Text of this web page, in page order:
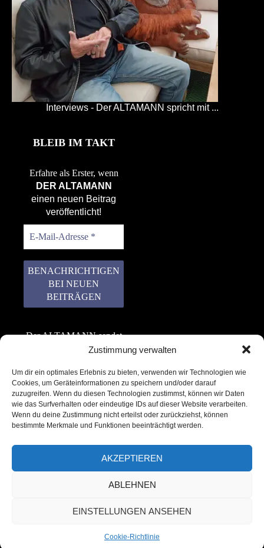
Zustimmung verwalten
Um dir ein optimales Erlebnis zu bieten, verwenden wir Technologien wie
Cookies, um Geräteinformationen zu speichern und/oder darauf
zuzugreifen. Wenn du diesen Technologien zustimmst, können wir Daten
wie das Surfverhalten oder eindeutige IDs auf dieser Website verarbeiten.
Wenn du deine Zustimmung nicht erteilst oder zurückziehst, können
bestimmte Merkmale und Funktionen beeinträchtigt werden.
AKZEPTIEREN
ABLEHNEN
EINSTELLUNGEN ANSEHEN
Cookie-Richtlinie
Interviews - Der ALTAMANN spricht mit ...
BLEIB IM TAKT
Erfahre als Erster, wenn
DER ALTAMANN
einen neuen Beitrag
veröffentlicht!
Der ALTAMANN sendet
keinen Spam! Er gibt
weiter. Erfahre mehr in
unserer
Datenschutzerklärung.
Copyright © 2022 – 2025 | ALTAMANN.com